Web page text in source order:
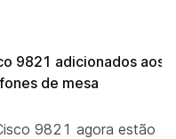
9821 adicionados aos
de mesa
9821 agora estão